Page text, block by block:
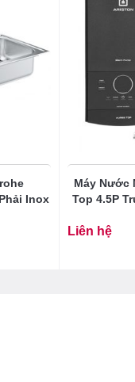
độ
Inox
Máy Nước
Top 4.5P
Liên hệ